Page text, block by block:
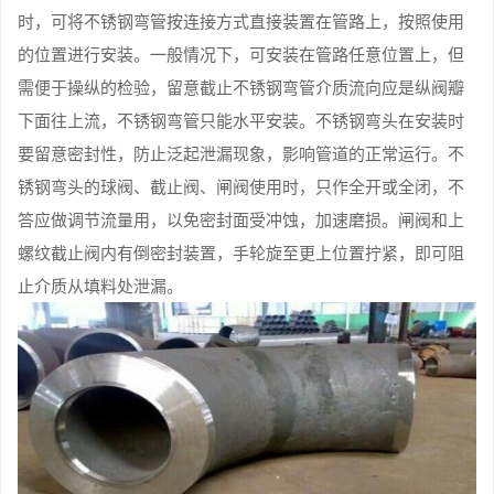
时，可将不锈钢弯管按连接方式直接装置在管路上，按照使用
的位置进行安装。一般情况下，可安装在管路任意位置上，但
需便于操纵的检验，留意截止不锈钢弯管介质流向应是纵阀瓣
下面往上流，不锈钢弯管只能水平安装。不锈钢弯头在安装时
要留意密封性，防止泛起泄漏现象，影响管道的正常运行。不
锈钢弯头的球阀、截止阀、闸阀使用时，只作全开或全闭，不
答应做调节流量用，以免密封面受冲蚀，加速磨损。闸阀和上
螺纹截止阀内有倒密封装置，手轮旋至更上位置拧紧，即可阻
止介质从填料处泄漏。